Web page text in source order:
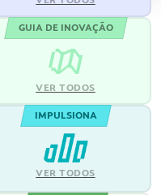
GUIA DE INOVAÇÃO
VER TODOS
IMPULSIONA
VER TODOS